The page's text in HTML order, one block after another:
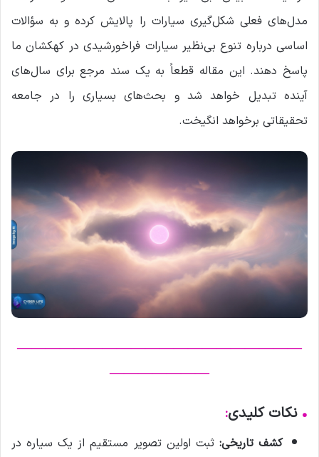
مدل‌های فعلی شکل‌گیری سیارات را پالایش کرده و به سؤالات
اساسی درباره تنوع بی‌نظیر سیارات فراخورشیدی در کهکشان ما
پاسخ دهند. این مقاله قطعاً به یک سند مرجع برای سال‌های
آینده تبدیل خواهد شد و بحث‌های بسیاری را در جامعه
تحقیقاتی برخواهد انگیخت.
————————————————————
———————
• نکات کلیدی:
کشف تاریخی: ثبت اولین تصویر مستقیم از یک سیاره در